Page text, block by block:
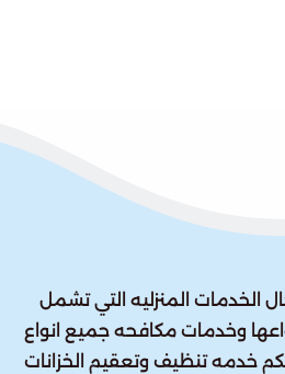
الخدمات المنزليه التي تشمل
وخدمات مكافحه جميع انواع
خدمه تنظيف وتعقيم الخزانات